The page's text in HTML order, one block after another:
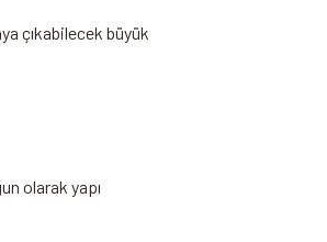
çıkabilecek büyük
olarak yapı